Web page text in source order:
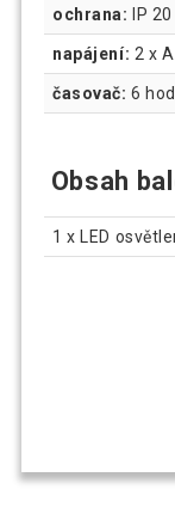
ochrana: IP
napájení: 2 x
časovač: 6
Obsah
1 x LED